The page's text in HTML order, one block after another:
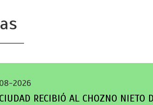
2026
RECIBIÓ AL CHOZNO NIETO